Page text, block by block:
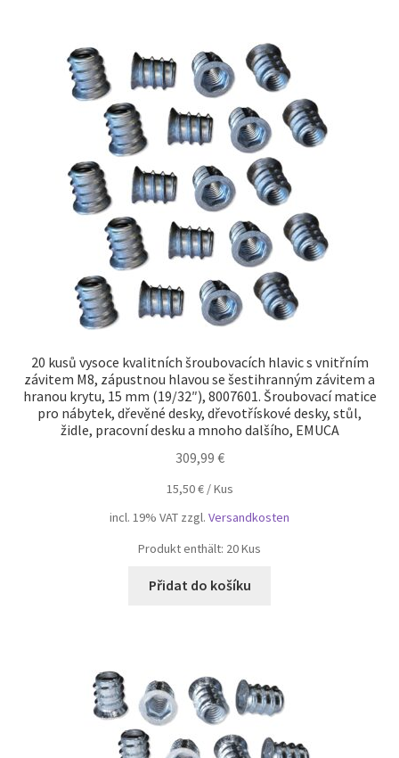
20 kusů vysoce kvalitních šroubovacích hlavic s vnitřním
závitem M8, zápustnou hlavou se šestihranným závitem a
hranou krytu, 15 mm (19/32″), 8007601. Šroubovací matice
pro nábytek, dřevěné desky, dřevotřískové desky, stůl,
židle, pracovní desku a mnoho dalšího, EMUCA
309,99 €
15,50€/Kus
incl. 19% VAT zzgl. Versandkosten
Produkt enthält: 20Kus
Přidat do košíku